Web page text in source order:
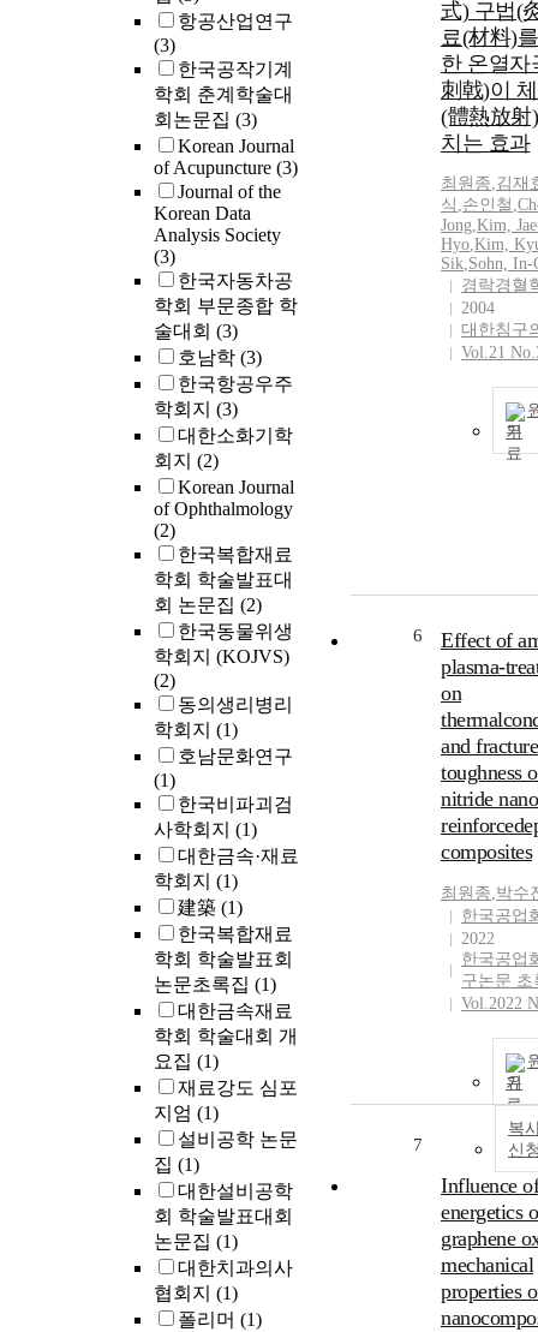
항공산업연구
(3)
한국공작기계
학회 춘계학술대
회논문집 (3)
Korean Journal
of Acupuncture (3)
Journal of the
Korean Data
Analysis Society
(3)
한국자동차공
학회 부문종합 학
술대회 (3)
호남학 (3)
한국항공우주
학회지 (3)
대한소화기학
회지 (2)
Korean Journal
of Ophthalmology
(2)
한국복합재료
학회 학술발표대
회 논문집 (2)
한국동물위생
학회지 (KOJVS)
(2)
동의생리병리
학회지 (1)
호남문화연구
(1)
한국비파괴검
사학회지 (1)
대한금속·재료
학회지 (1)
建築 (1)
한국복합재료
학회 학술발표회
논문초록집 (1)
대한금속재료
학회 학술대회 개
요집 (1)
재료강도 심포
지엄 (1)
설비공학 논문
집 (1)
대한설비공학
회 학술발표대회
논문집 (1)
대한치과의사
협회지 (1)
폴리머 (1)
式) 구법(
료(材料)
한 온열자
刺戟)이
(體熱放射
치는 효과
최원종,김재
식 ,손인철 ,
Jong,Kim,
Hyo,Kim,
Sik,Sohn, In-
경락경혈
2004
대한침구
Vol.21
기
6
Effect of
plasma-
on
and fracture
toughness
nitride
composites
최원종,박수
한국공업
2022
한국공업
구논문 초
Vol.2022
기
복
신
7
Influence
energetics
graphene
mechanical
properties